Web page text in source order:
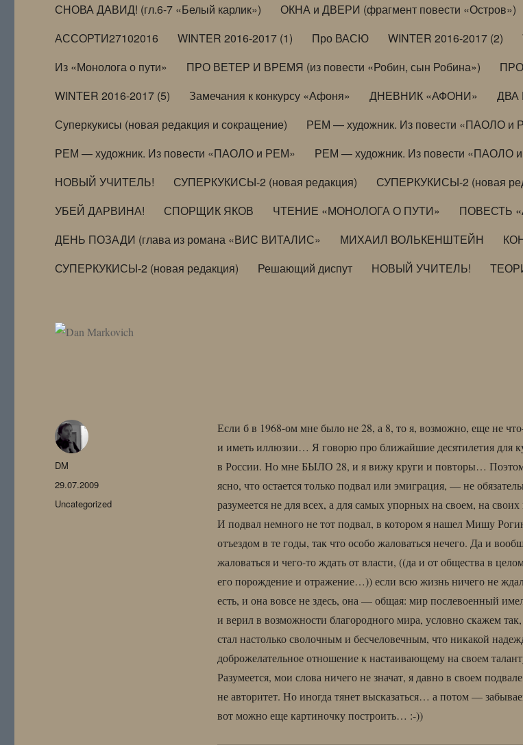
СНОВА ДАВИД! (гл.6-7 «Белый карлик»)
ОКНА и ДВЕРИ (фрагмент повести «Остров»)
АССОРТИ27102016
WINTER 2016-2017 (1) Про ВАСЮ WINTER 2016-2017 (2)
Из «Монолога о пути»
ПРО ВЕТЕР И ВРЕМЯ (из повести «Робин, сын Робина»)
ПРО
WINTER 2016-2017 (5)
Замечания к конкурсу «Афоня» ДНЕВНИК «АФОНИ» ДВА
Суперкукисы (новая редакция и сокращение)
РЕМ — художник. Из повести «ПАОЛО и
РЕМ — художник. Из повести «ПАОЛО и РЕМ»
РЕМ — художник. Из повести «ПАОЛО
НОВЫЙ УЧИТЕЛЬ!
СУПЕРКУКИСЫ-2 (новая редакция) СУПЕРКУКИСЫ-2 (новая
УБЕЙ ДАРВИНА!
СПОРЩИК ЯКОВ ЧТЕНИЕ «МОНОЛОГА О ПУТИ» ПОВЕСТЬ
ДЕНЬ ПОЗАДИ (глава из романа «ВИС ВИТАЛИС»
МИХАИЛ ВОЛЬКЕНШТЕЙН
СУПЕРКУКИСЫ-2 (новая редакция)
Решающий диспут НОВЫЙ УЧИТЕЛЬ!
Если б в 1968-ом мне было не 28, а 8, то я, возможно, еще не
и иметь иллюзии… Я говорю про ближайшие десятилетия для
в России. Но мне БЫЛО 28, и я вижу круги и повторы…
ясно, что остается только подвал или эмиграция, — не
разумеется не для всех, а для самых упорных на своем, на
И подвал немного не тот подвал, в котором я нашел Мишу
отъездом в те годы, так что особо жаловаться нечего. Да и
жаловаться и чего-то ждать от власти, ((да и от общества в
его порождение и отражение…)) если всю жизнь ничего не
есть, и она вовсе не здесь, она — общая: мир послевоенный
и верил в возможности благородного мира, условно скажем
стал настолько сволочным и бесчеловечным, что никакой
доброжелательное отношение к настаивающему на своем
Разумеется, мои слова ничего не значат, я давно в своем
не авторитет. Но иногда тянет высказаться… а потом —
вот можно еще картиночку построить… :-))
Автор
DM
Опубликовано
29.07.2009
Рубрики
Uncategorized